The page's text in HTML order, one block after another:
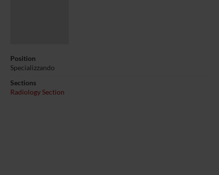
Position
Specializzando
Sections
Radiology Section